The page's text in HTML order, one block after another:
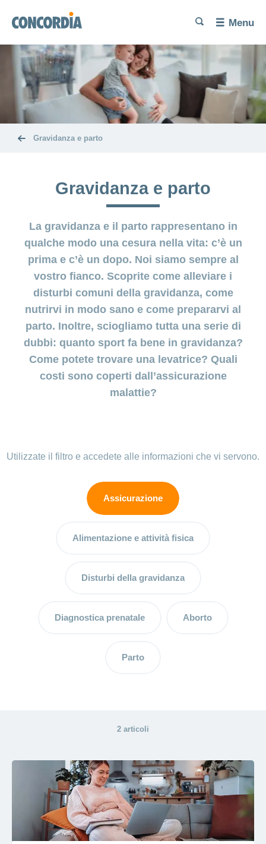
di
maternità
Desiderio di
maternità
insoddisfatto
Gravidanza
parto
Parto
Disturbi
della
gravidanza
prenatale
Assicurazione
recupero
dopo il
parto
post-parto:
quando il
calo di
umore
persiste
Baby
Mia
Consulenza
supporto per la
Allattamento
inconsolabile: se
il bebè piange
ininterrottamente,
fatevi aiutare
copertura
costi
Prestazioni
e
copertura
dei costi
Lingua
CercaCerca
Cerca
Cerca
Cerca Menu
Gravidanza e parto
Gravidanza e parto
La gravidanza e il parto rappresentano in
qualche modo una cesura nella vita: c’è un
prima e c’è un dopo. Noi siamo sempre al
vostro fianco. Scoprite come alleviare i
disturbi comuni della gravidanza, come
nutrirvi in modo sano e come prepararvi al
parto. Inoltre, sciogliamo tutta una serie di
dubbi: quanto sport fa bene in gravidanza?
Come potete trovare una levatrice? Quali
costi sono coperti dall’assicurazione
malattie?
Utilizzate il filtro e accedete alle informazioni che vi servono.
Assicurazione
Alimentazione e attività fisica
Disturbi della gravidanza
Diagnostica prenatale Aborto
Parto
2 articoli